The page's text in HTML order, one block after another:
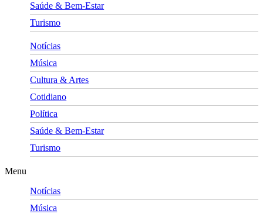
Saúde & Bem-Estar
Turismo
Notícias
Música
Cultura & Artes
Cotidiano
Política
Saúde & Bem-Estar
Turismo
Menu
Notícias
Música